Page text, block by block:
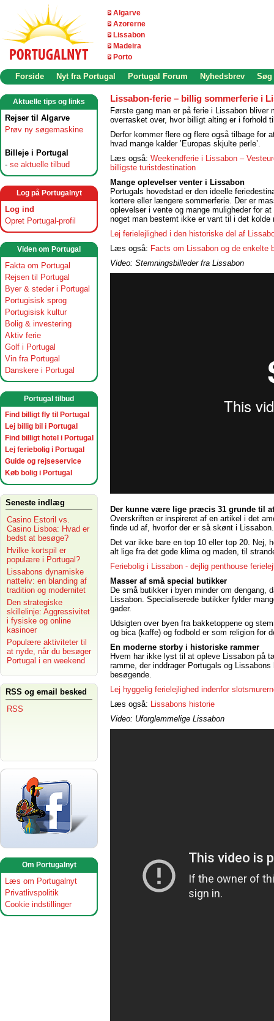
Algarve
Azorerne
Lissabon
Madeira
Porto
Forside Nyt fra Portugal Portugal Forum Nyhedsbrev Søg
Aktuelle tips og links
Rejser til Algarve
Prøv ny søgemaskine
Billeje i Portugal
- se aktuelle tilbud
Log på Portugalnyt
Log ind
Opret Portugal-profil
Viden om Portugal
Fakta om Portugal
Rejsen til Portugal
Byer & steder i Portugal
Portugisisk sprog
Portugisisk kultur
Bolig & investering
Aktiv ferie
Golf i Portugal
Vin fra Portugal
Danskere i Portugal
Portugal tilbud
Find billigt fly til Portugal
Lej billig bil i Portugal
Find billigt hotel i Portugal
Lej feriebolig i Portugal
Guide og rejseservice
Køb bolig i Portugal
Seneste indlæg
Casino Estoril vs.
Casino Lisboa: Hvad er
bedst at besøge?
Hvilke kortspil er
populære i Portugal?
Lissabons dynamiske
natteliv: en blanding af
tradition og modernitet
Den strategiske
skillelinje: Aggressivitet
i fysiske og online
kasinoer
Populære aktiviteter til
at nyde, når du besøger
Portugal i en weekend
RSS og email besked
RSS
Om Portugalnyt
Læs om Portugalnyt
Privatlivspolitik
Cookie indstillinger
Lissabon-ferie – billig sommerferie i
Første gang man er på ferie i Lissabon bliver
overrasket over, hvor billigt alting er i forhold
Derfor kommer flere og flere også tilbage for
hvad mange kalder ’Europas skjulte perle’.
Læs også: Weekendferie i Lissabon –
billigste turistdestination
Mange oplevelser venter i Lissabon
Portugals hovedstad er den ideelle
kortere eller længere sommerferie. Der er
oplevelser i vente og mange muligheder for at
noget man bestemt ikke er vant til i det kolde
Lej ferielejlighed i den historiske del af
Læs også: Facts om Lissabon og de enkelte
Video: Stemningsbilleder fra Lissabon
Der kunne være lige præcis 31 grunde til
Overskriften er inspireret af en artikel i det
finde ud af, hvorfor der er så skønt i Lissabon.
Det var ikke bare en top 10 eller top 20. Nej,
alt lige fra det gode klima og maden, til
Feriebolig i Lissabon - dejlig penthouse
Masser af små special butikker
De små butikker i byen minder om dengang,
Lissabon. Specialiserede butikker fylder
gader.
Udsigten over byen fra bakketoppene og
og bica (kaffe) og fodbold er som religion for
En moderne storby i historiske rammer
Hvem har ikke lyst til at opleve Lissabon på
ramme, der inddrager Portugals og
besøgende.
Lej hyggelig ferielejlighed indenfor
Læs også: Lissabons historie
Video: Uforglemmelige Lissabon